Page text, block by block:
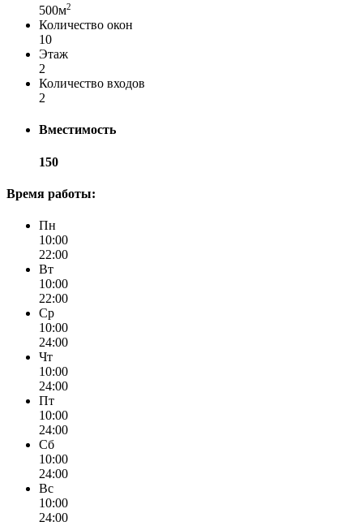
500м2
Количество окон
10
Этаж
2
Количество входов
2
Вместимость
150
Время работы:
Пн
10:00
22:00
Вт
10:00
22:00
Ср
10:00
24:00
Чт
10:00
24:00
Пт
10:00
24:00
Сб
10:00
24:00
Вс
10:00
24:00